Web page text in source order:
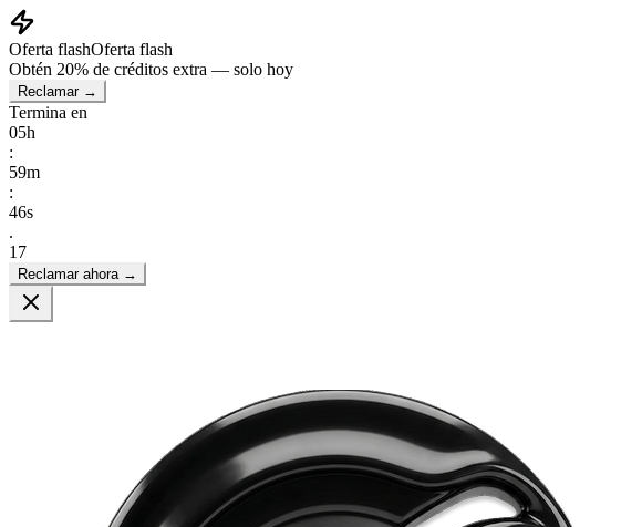
Oferta flashOferta flash
Obtén 20% de créditos extra — solo hoy
Reclamar →
Termina en
05h
:
59m
:
45s
.
17
Reclamar ahora →